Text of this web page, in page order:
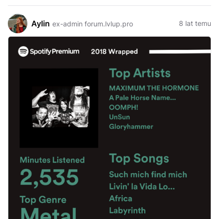
Aylin ex-admin forum.lvlup.pro 8 lat temu